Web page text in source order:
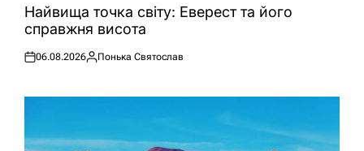
УНайвища точка світу: Еверест та його
справжня висота
Оприлюднено
06.08.2026
Опубліковано
Понька Святослав